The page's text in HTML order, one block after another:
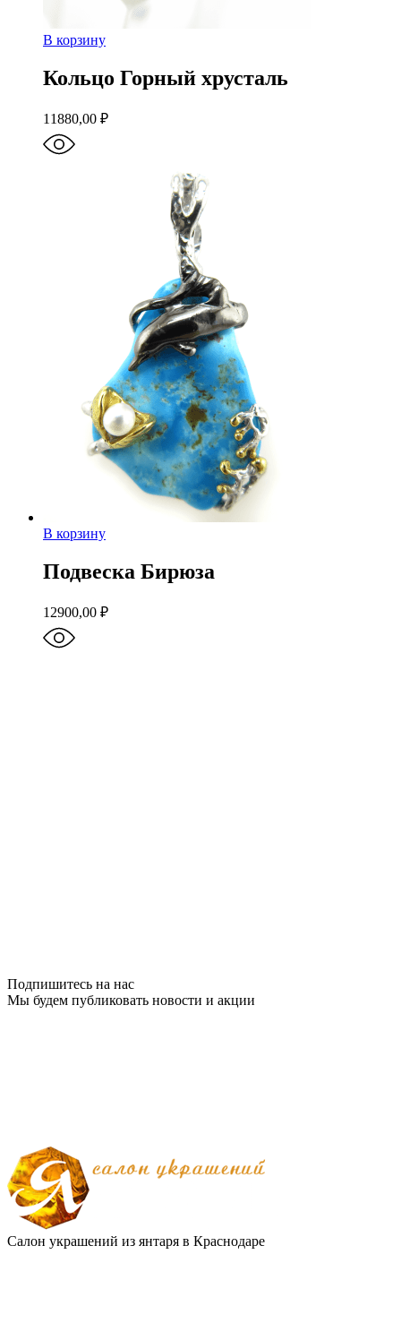
В корзину
Кольцо Горный хрусталь
11880,00 ₽
В корзину
Подвеска Бирюза
12900,00 ₽
Подпишитесь на нас
Мы будем публиковать новости и акции
Салон украшений из янтаря в Краснодаре